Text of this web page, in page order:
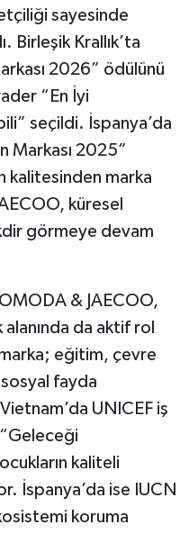
sayesinde
Birleşik Krallık’ta
2026” ödülünü
“En İyi
seçildi. İspanya’da
Markası 2025”
kalitesinden marka
küresel
görmeye devam
OMODA & JAECOO,
da aktif rol
eğitim, çevre
fayda
UNICEF iş
“Geleceği
kaliteli
İspanya’da ise IUCN
koruma